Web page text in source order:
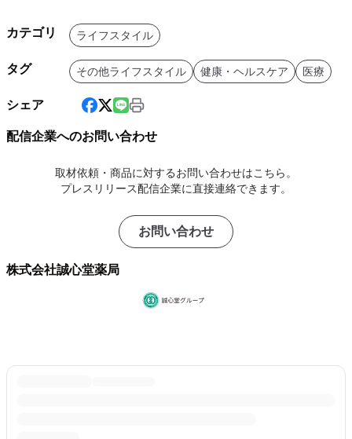
カテゴリ ライフスタイル
タグ その他ライフスタイル 健康・ヘルスケア 医療
シェア
配信企業へのお問い合わせ
取材依頼・商品に対するお問い合わせはこちら。
プレスリリース配信企業に直接連絡できます。
お問い合わせ
株式会社誠心堂薬局